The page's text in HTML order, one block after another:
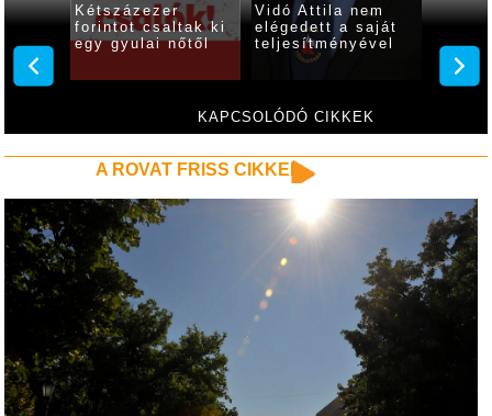
KAPCSOLÓDÓ CIKKEK
Kétszázezer
forintot csaltak ki
egy gyulai nőtől
Vidó Attila nem
elégedett a saját
teljesítményével
A ROVAT FRISS CIKKEI